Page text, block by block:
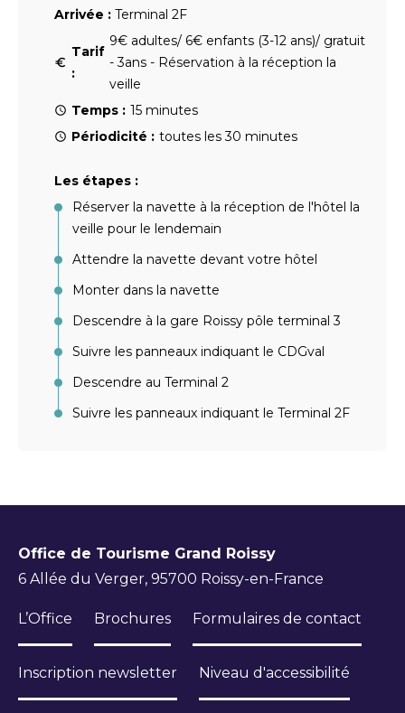
Arrivée : Terminal 2F
Tarif
:
9€ adultes/ 6€ enfants (3-12 ans)/ gratuit
- 3ans - Réservation à la réception la
veille
Temps : 15 minutes
Périodicité : toutes les 30 minutes
Les étapes :
Réserver la navette à la réception de l'hôtel la
veille pour le lendemain
Attendre la navette devant votre hôtel
Monter dans la navette
Descendre à la gare Roissy pôle terminal 3
Suivre les panneaux indiquant le CDGval
Descendre au Terminal 2
Suivre les panneaux indiquant le Terminal 2F
Office de Tourisme Grand Roissy
6 Allée du Verger, 95700 Roissy-en-France
L’Office Brochures Formulaires de contact
Inscription newsletter Niveau d'accessibilité